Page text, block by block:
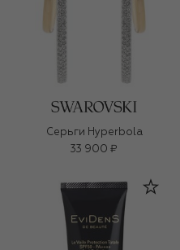
Серьги Hyperbola
33 900 ₽